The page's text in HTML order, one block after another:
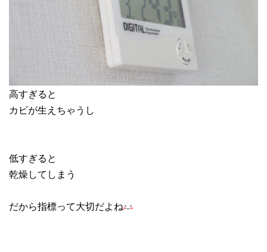
高すぎると
カビが生えちゃうし
低すぎると
乾燥してしまう
だから指標って大切だよね